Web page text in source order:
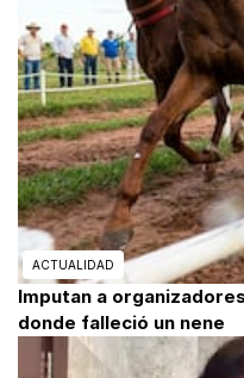
ACTUALIDAD
Imputan a
donde falleció un nene